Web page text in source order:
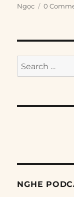
Ngọc
0
Search
for:
NGHE